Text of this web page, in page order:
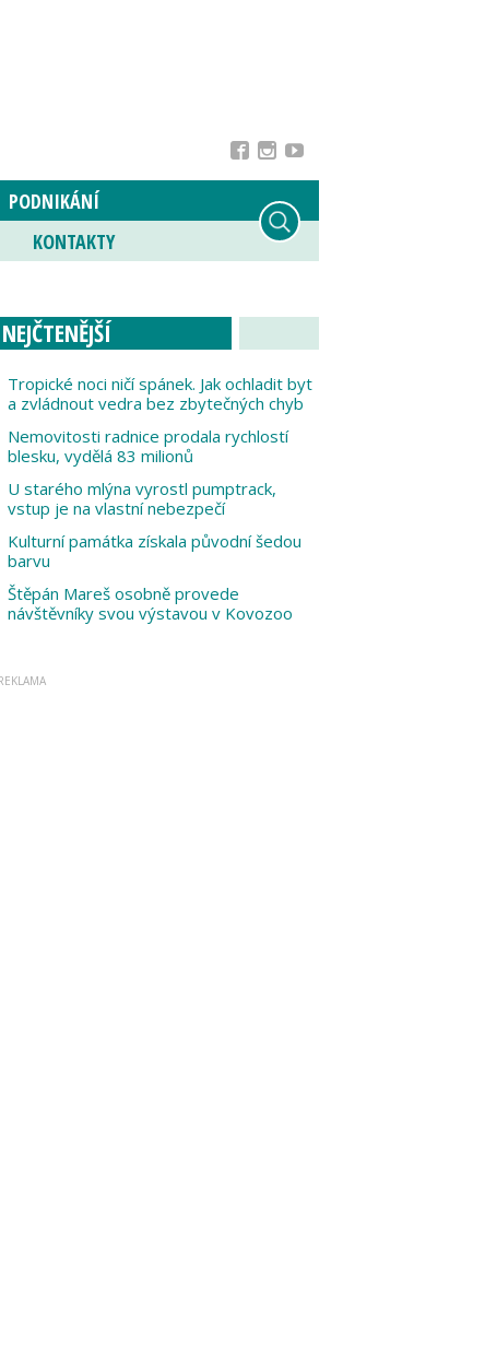
PODNIKÁNÍ
KONTAKTY
NEJČTENĚJŠÍ
Tropické noci ničí spánek. Jak ochladit byt
a zvládnout vedra bez zbytečných chyb
Nemovitosti radnice prodala rychlostí
blesku, vydělá 83 milionů
U starého mlýna vyrostl pumptrack,
vstup je na vlastní nebezpečí
Kulturní památka získala původní šedou
barvu
Štěpán Mareš osobně provede
návštěvníky svou výstavou v Kovozoo